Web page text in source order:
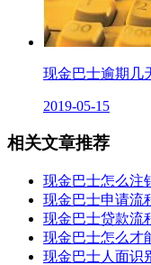
现金巴士逾期几
2019-05-15
相关文章推荐
现金巴士怎么注
现金巴士申请流
现金巴士贷款流
现金巴士怎么才
现金巴士人面识